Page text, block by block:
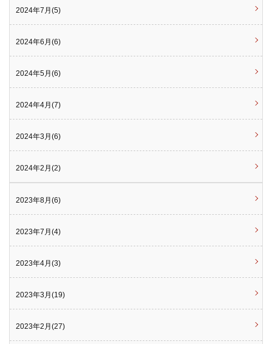
2024年7月(5)
2024年6月(6)
2024年5月(6)
2024年4月(7)
2024年3月(6)
2024年2月(2)
2023年8月(6)
2023年7月(4)
2023年4月(3)
2023年3月(19)
2023年2月(27)